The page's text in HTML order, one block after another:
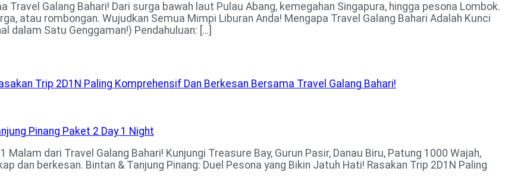
Galang Bahari! Dari surga bawah laut Pulau Abang, kemegahan Singapura, hingga pesona Lombok.
atau rombongan. Wujudkan Semua Mimpi Liburan Anda! Mengapa Travel Galang Bahari Adalah Kunci
dalam Satu Genggaman!) Pendahuluan: […]
Trip 2D1N Paling Komprehensif Dan Berkesan Bersama Travel Galang Bahari!
dari Travel Galang Bahari! Kunjungi Treasure Bay, Gurun Pasir, Danau Biru, Patung 1000 Wajah,
dan berkesan. Bintan & Tanjung Pinang: Duel Pesona yang Bikin Jatuh Hati! Rasakan Trip 2D1N Paling